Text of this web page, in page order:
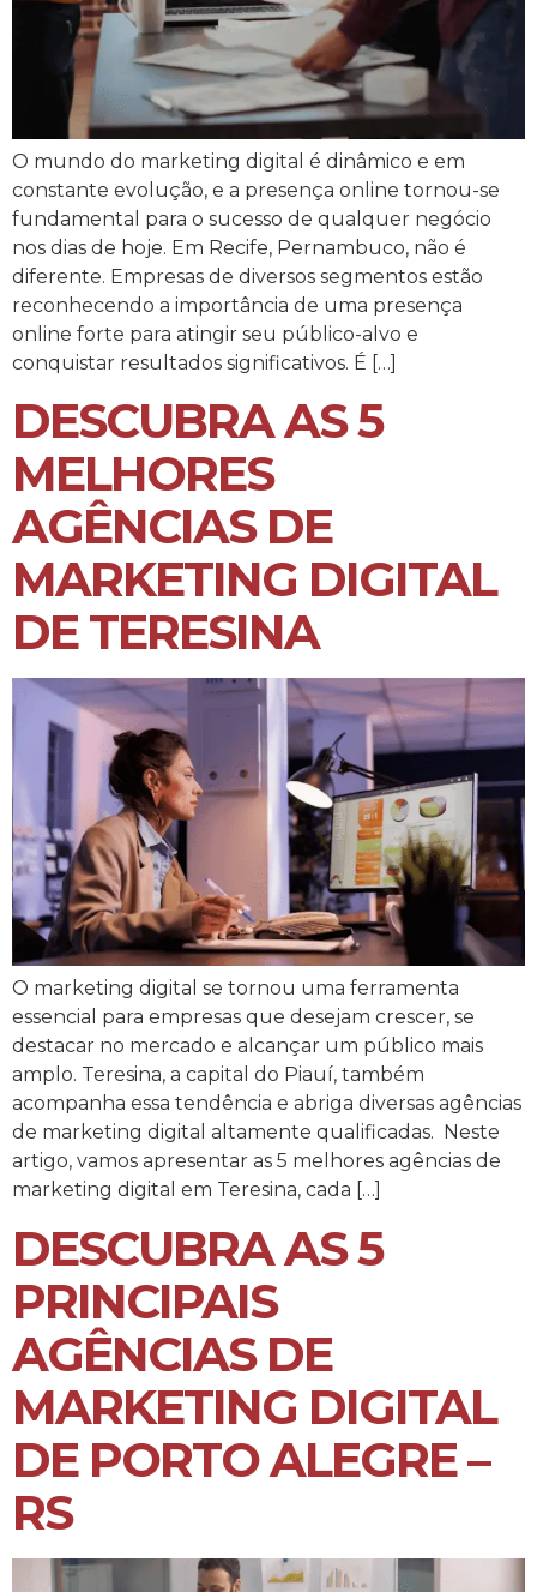
O mundo do marketing digital é dinâmico e em
constante evolução, e a presença online tornou-se
fundamental para o sucesso de qualquer negócio
nos dias de hoje. Em Recife, Pernambuco, não é
diferente. Empresas de diversos segmentos estão
reconhecendo a importância de uma presença
online forte para atingir seu público-alvo e
conquistar resultados significativos. É […]
DESCUBRA AS 5
MELHORES
AGÊNCIAS DE
MARKETING DIGITAL
DE TERESINA
O marketing digital se tornou uma ferramenta
essencial para empresas que desejam crescer, se
destacar no mercado e alcançar um público mais
amplo. Teresina, a capital do Piauí, também
acompanha essa tendência e abriga diversas agências
de marketing digital altamente qualificadas. Neste
artigo, vamos apresentar as 5 melhores agências de
marketing digital em Teresina, cada […]
DESCUBRA AS 5
PRINCIPAIS
AGÊNCIAS DE
MARKETING DIGITAL
DE PORTO ALEGRE –
RS